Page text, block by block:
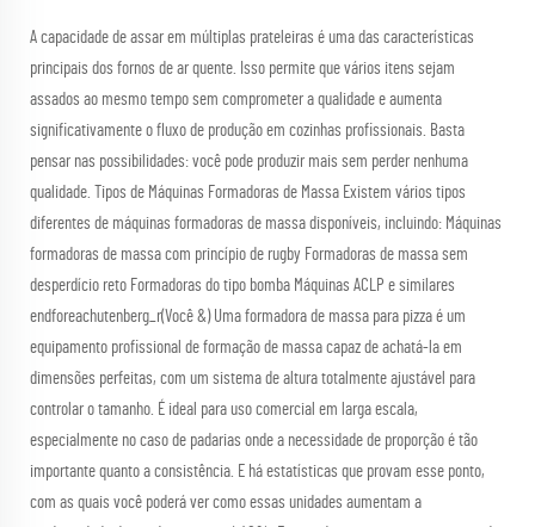
A capacidade de assar em múltiplas prateleiras é uma das características
principais dos fornos de ar quente. Isso permite que vários itens sejam
assados ao mesmo tempo sem comprometer a qualidade e aumenta
significativamente o fluxo de produção em cozinhas profissionais. Basta
pensar nas possibilidades: você pode produzir mais sem perder nenhuma
qualidade. Tipos de Máquinas Formadoras de Massa Existem vários tipos
diferentes de máquinas formadoras de massa disponíveis, incluindo: Máquinas
formadoras de massa com princípio de rugby Formadoras de massa sem
desperdício reto Formadoras do tipo bomba Máquinas ACLP e similares
endforeachutenberg_r(Você &) Uma formadora de massa para pizza é um
equipamento profissional de formação de massa capaz de achatá-la em
dimensões perfeitas, com um sistema de altura totalmente ajustável para
controlar o tamanho. É ideal para uso comercial em larga escala,
especialmente no caso de padarias onde a necessidade de proporção é tão
importante quanto a consistência. E há estatísticas que provam esse ponto,
com as quais você poderá ver como essas unidades aumentam a